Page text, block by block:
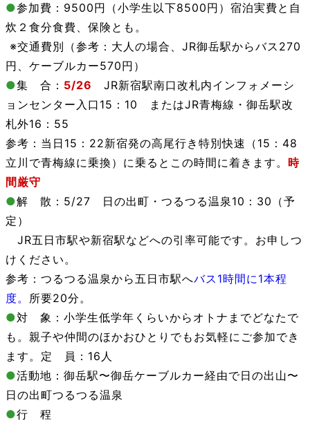
●参加費：9500円（小学生以下8500円）宿泊実費と自
炊２食分食費、保険とも。
※交通費別（参考：大人の場合、JR御岳駅からバス270
円、ケーブルカー570円）
●集 合： 5/26 JR新宿駅南口改札内インフォメーシ
ョンセンター入口15：10 またはJR青梅線・御岳駅改
札外16：55
参考：当日15：22新宿発の高尾行き特別快速 （15：48
立川で青梅線に乗換） に乗るとこの時間に着きます。 時
間厳守
●解 散：5/27 日の出町・つるつる温泉10：30（予
定）
JR五日市駅や新宿駅などへの引率可能です。お申しつ
けください。
参考：つるつる温泉から五日市駅へバス1時間に1本程
度。 所要20分。
●対 象：小学生低学年くらいからオトナまでどなたで
も。親子や仲間のほかおひとりでもお気軽にご参加でき
ます。定 員：16人
●活動地：御岳駅〜御岳ケーブルカー経由で日の出山〜
日の出町つるつる温泉
●行 程